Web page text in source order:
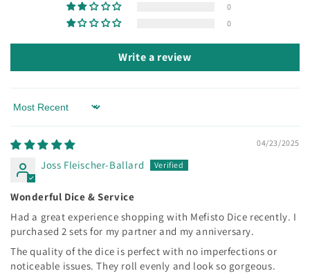
0
0
Write a review
Sort by
04/23/2025
Joss Fleischer-Ballard
Wonderful Dice & Service
Had a great experience shopping with Mefisto Dice recently. I
purchased 2 sets for my partner and my anniversary.
The quality of the dice is perfect with no imperfections or
noticeable issues. They roll evenly and look so gorgeous.